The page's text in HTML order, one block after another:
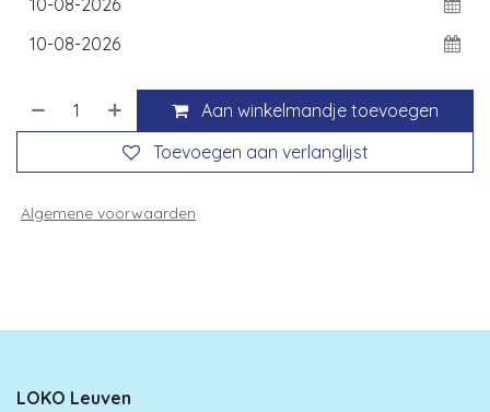
Aan winkelmandje toevoegen
Toevoegen aan verlanglijst
Algemene voorwaarden
LOKO Leuven